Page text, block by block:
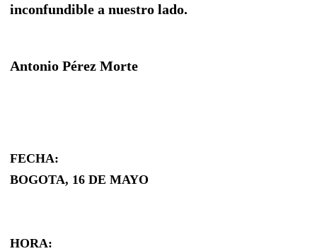
inconfundible a nuestro lado.
Antonio Pérez Morte
FECHA:
BOGOTA, 16 DE MAYO
HORA: